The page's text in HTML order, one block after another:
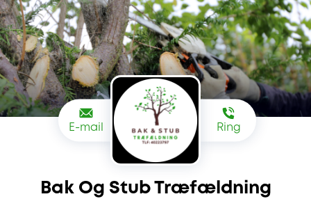
E-mail Ring
Bak Og Stub Træfældning